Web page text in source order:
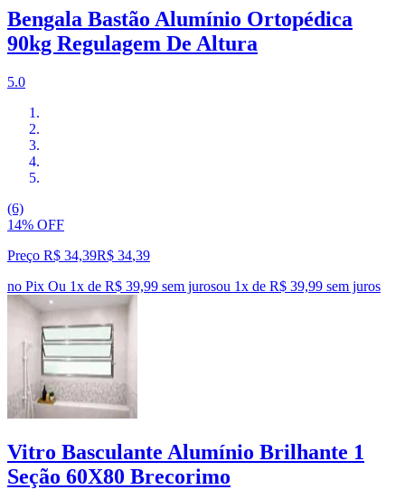
Bengala Bastão Alumínio Ortopédica
90kg Regulagem De Altura
5.0
(6)
14% OFF
Preço R$ 34,39R$ 34,39
no Pix Ou 1x de R$ 39,99 sem jurosou 1x de R$ 39,99 sem juros
Vitro Basculante Alumínio Brilhante 1
Seção 60X80 Brecorimo